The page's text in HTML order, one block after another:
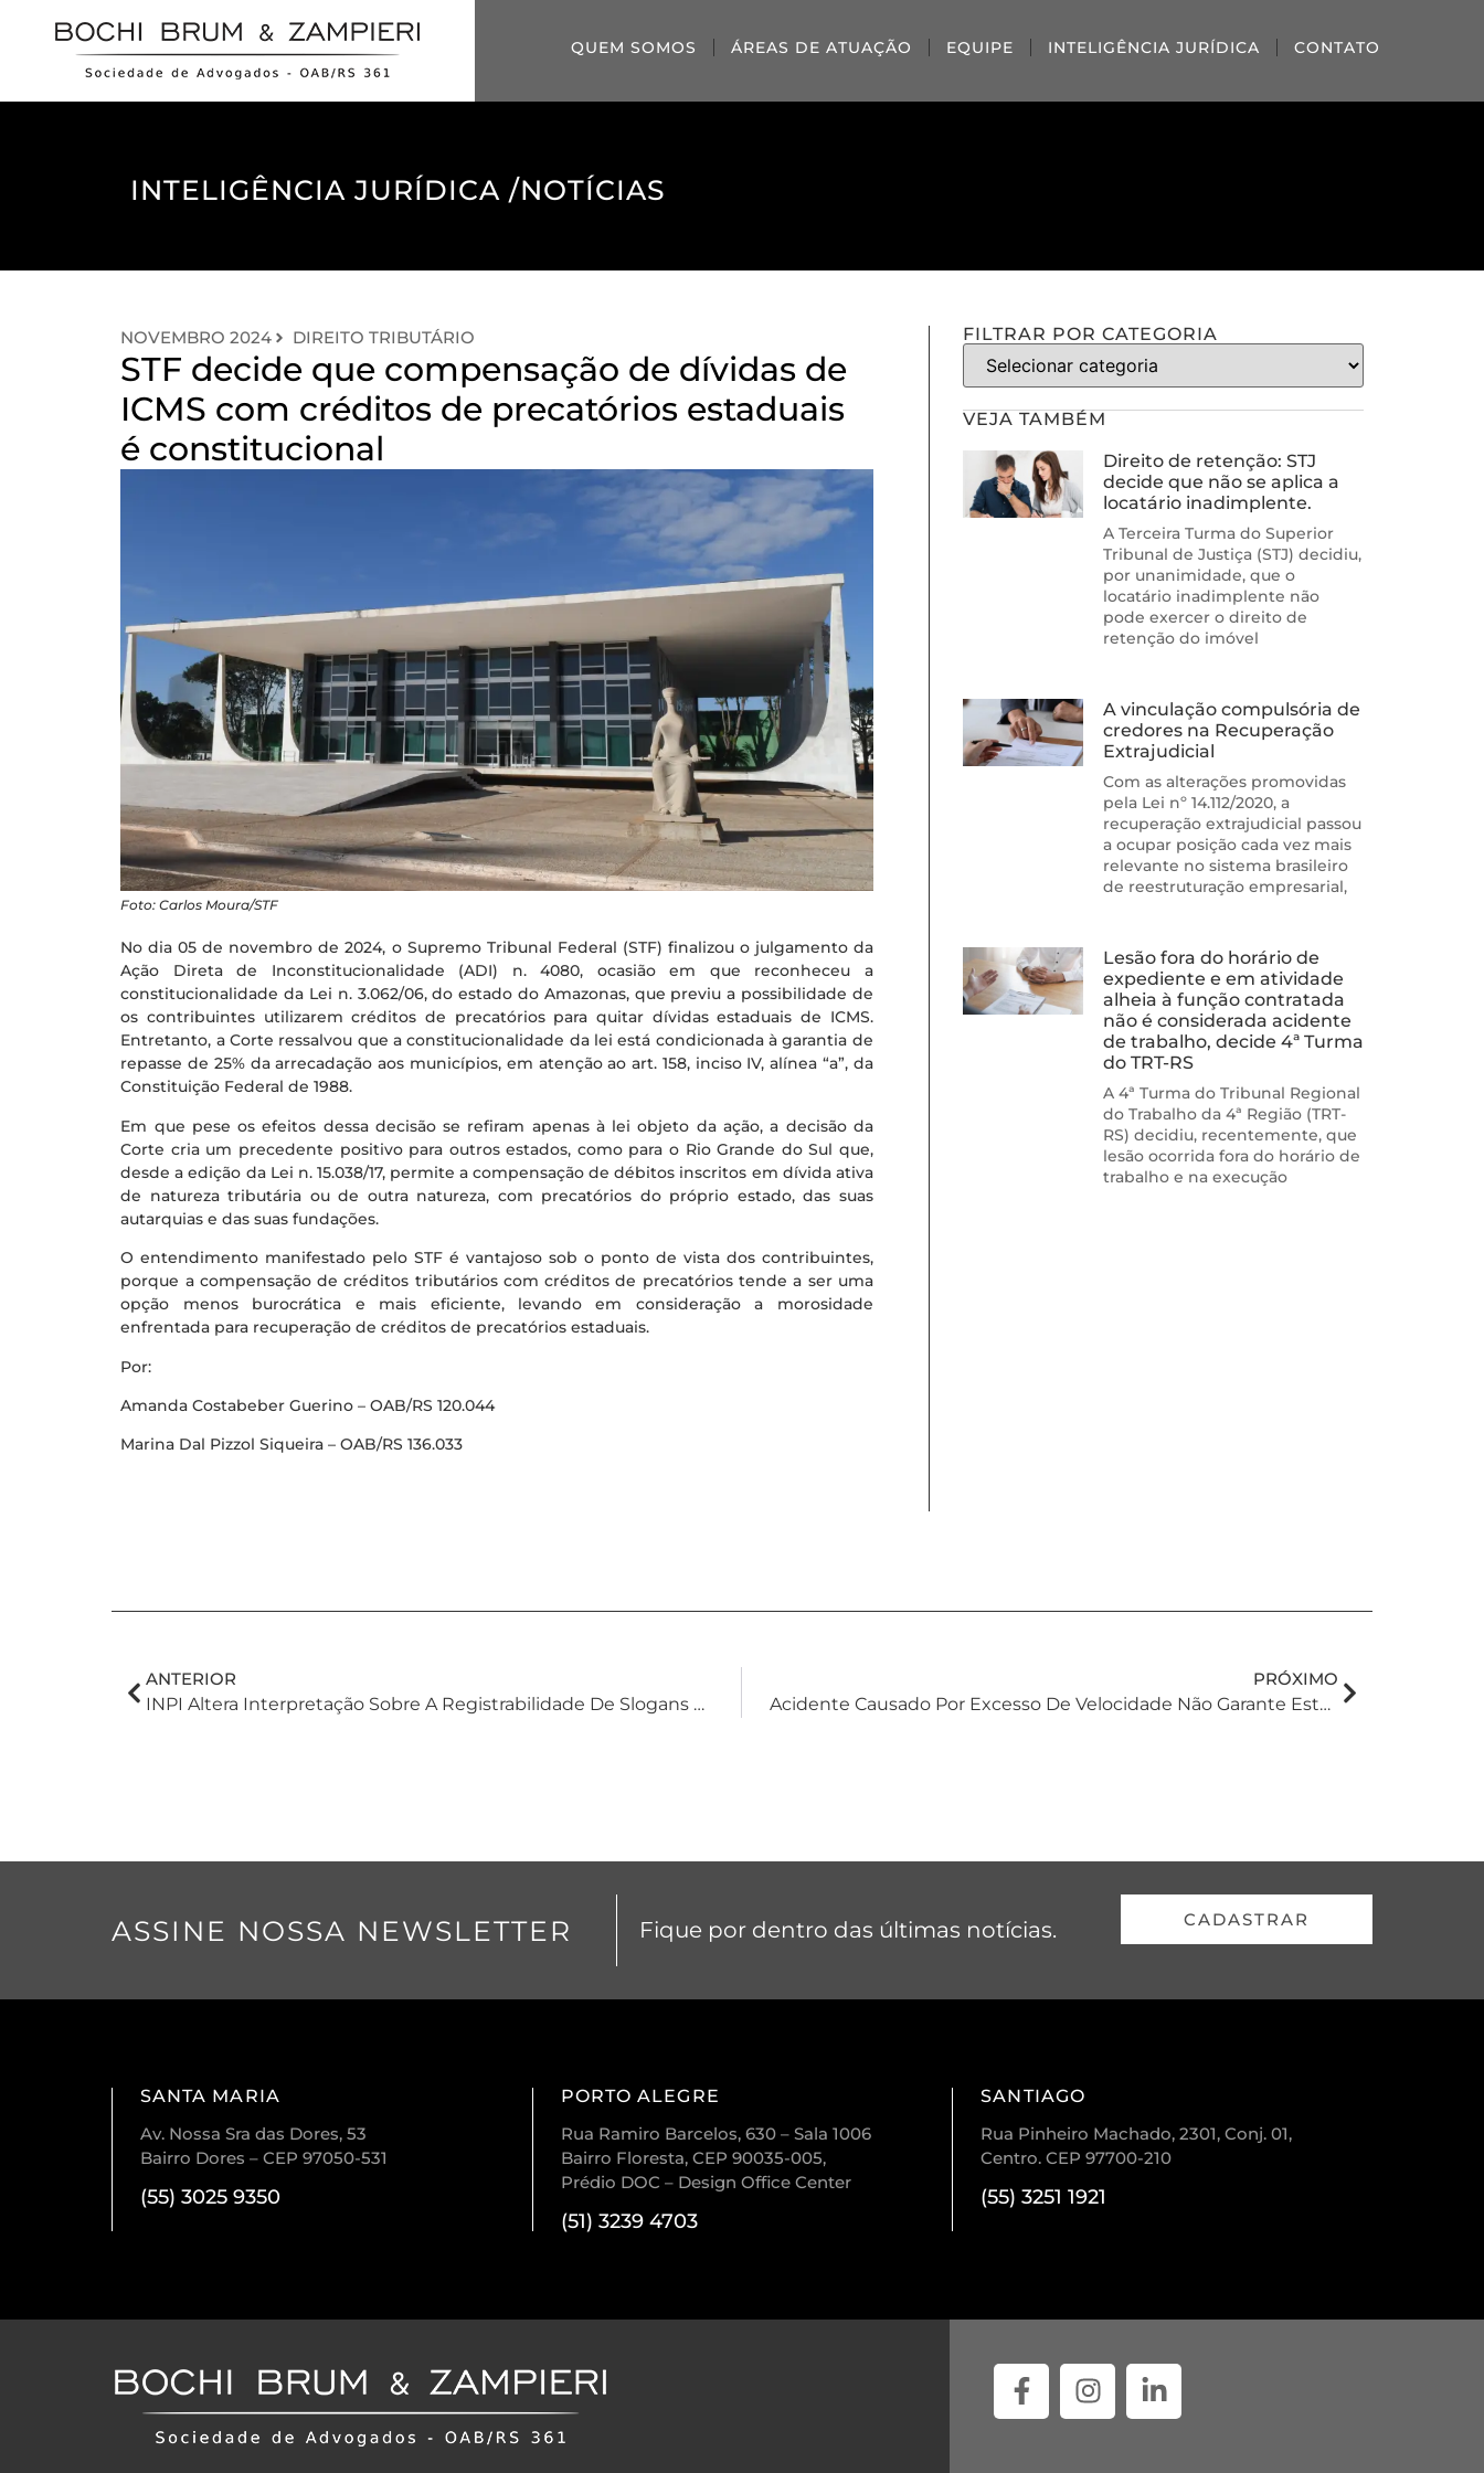
QUEM SOMOS ÁREAS DE ATUAÇÃO EQUIPE INTELIGÊNCIA JURÍDICA CONTATO
INTELIGÊNCIA JURÍDICA /NOTÍCIAS
NOVEMBRO 2024 DIREITO TRIBUTÁRIO
STF decide que compensação de dívidas de
ICMS com créditos de precatórios estaduais
é constitucional
Foto: Carlos Moura/STF
No dia 05 de novembro de 2024, o Supremo Tribunal Federal (STF) finalizou o julgamento da
Ação Direta de Inconstitucionalidade (ADI) n. 4080, ocasião em que reconheceu a
constitucionalidade da Lei n. 3.062/06, do estado do Amazonas, que previu a possibilidade de
os contribuintes utilizarem créditos de precatórios para quitar dívidas estaduais de ICMS.
Entretanto, a Corte ressalvou que a constitucionalidade da lei está condicionada à garantia de
repasse de 25% da arrecadação aos municípios, em atenção ao art. 158, inciso IV, alínea “a”, da
Constituição Federal de 1988.
Em que pese os efeitos dessa decisão se refiram apenas à lei objeto da ação, a decisão da
Corte cria um precedente positivo para outros estados, como para o Rio Grande do Sul que,
desde a edição da Lei n. 15.038/17, permite a compensação de débitos inscritos em dívida ativa
de natureza tributária ou de outra natureza, com precatórios do próprio estado, das suas
autarquias e das suas fundações.
O entendimento manifestado pelo STF é vantajoso sob o ponto de vista dos contribuintes,
porque a compensação de créditos tributários com créditos de precatórios tende a ser uma
opção menos burocrática e mais eficiente, levando em consideração a morosidade
enfrentada para recuperação de créditos de precatórios estaduais.
Por:
Amanda Costabeber Guerino – OAB/RS 120.044
Marina Dal Pizzol Siqueira – OAB/RS 136.033
FILTRAR POR CATEGORIA
VEJA TAMBÉM
Direito de retenção: STJ
decide que não se aplica a
locatário inadimplente.
A Terceira Turma do Superior
Tribunal de Justiça (STJ) decidiu,
por unanimidade, que o
locatário inadimplente não
pode exercer o direito de
retenção do imóvel
A vinculação compulsória de
credores na Recuperação
Extrajudicial
Com as alterações promovidas
pela Lei nº 14.112/2020, a
recuperação extrajudicial passou
a ocupar posição cada vez mais
relevante no sistema brasileiro
de reestruturação empresarial,
Lesão fora do horário de
expediente e em atividade
alheia à função contratada
não é considerada acidente
de trabalho, decide 4ª Turma
do TRT-RS
A 4ª Turma do Tribunal Regional
do Trabalho da 4ª Região (TRT-
RS) decidiu, recentemente, que
lesão ocorrida fora do horário de
trabalho e na execução
ANTERIOR
INPI Altera Interpretação Sobre A Registrabilidade De Slogans Como Marca
PRÓXIMO
Acidente Causado Por Excesso De Velocidade Não Garante Estabilidade Ou Indenização A Motorista
ASSINE NOSSA NEWSLETTER Fique por dentro das últimas notícias. CADASTRAR
SANTA MARIA
Av. Nossa Sra das Dores, 53
Bairro Dores – CEP 97050-531
(55) 3025 9350
PORTO ALEGRE
Rua Ramiro Barcelos, 630 – Sala 1006
Bairro Floresta, CEP 90035-005,
Prédio DOC – Design Office Center
(51) 3239 4703
SANTIAGO
Rua Pinheiro Machado, 2301, Conj. 01,
Centro. CEP 97700-210
(55) 3251 1921